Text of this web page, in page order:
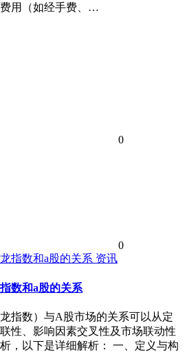
用（如经手费、…
0
0
资讯
数和a股的关系
龙指数）与A股市场的关系可以从定
性、影响因素交叉性及市场联动性
，以下是详细解析： 一、定义与构